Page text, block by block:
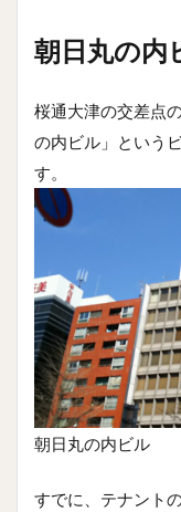
朝日丸の内
桜通大津の交差点
の内ビル」という
す。
朝日丸の内ビル
すでに、テナント